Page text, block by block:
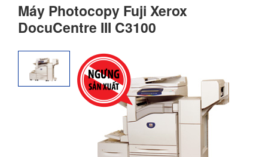
Máy Photocopy Fuji Xerox
DocuCentre III C3100